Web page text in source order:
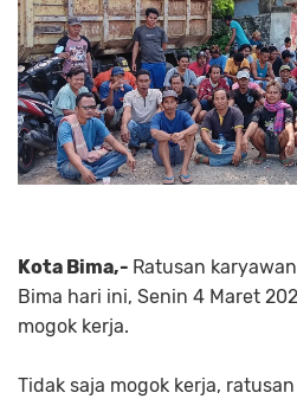
Kota Bima,- Ratusan
Bima hari ini, Senin 4 Maret
mogok kerja.
Tidak saja mogok kerja,